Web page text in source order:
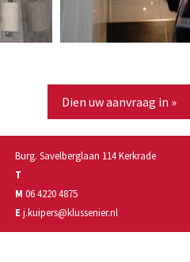
Dien uw aanvraag in »
Burg. Savelberglaan 114 Kerkrade
T
M06 4220 4875
E j.kuipers@klussenier.nl